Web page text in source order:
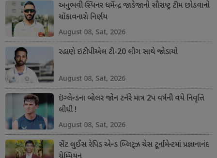
અનુભવી સ્પિનર ધર્મેન્દ્ર જાડેજાનો સૌરાષ્ટ્ર ટીમ છોડવાનો
ચોંકાવનારો નિર્ણય
August 08, Sat, 2026
રહાણે ઇટીપીએલ ટી-20 લીગ સાથે જોડાયો
August 08, Sat, 2026
ઇંગ્લેન્ડના બોલર જોન ટર્નરે માત્ર 2પ વર્ષની વયે નિવૃત્તિ
લીધી !
August 08, Sat, 2026
સેંટ લુઈસ રેપિડ એન્ડ બ્લિટ્ઝ ચેસ ટૂર્નામેન્ટમાં પ્રજ્ઞાનાનંદ